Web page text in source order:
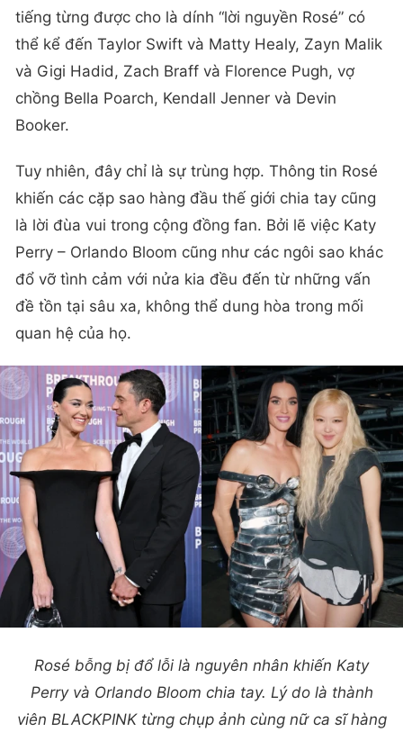
tiếng từng được cho là dính “lời nguyền Rosé” có
thể kể đến Taylor Swift và Matty Healy, Zayn Malik
và Gigi Hadid, Zach Braff và Florence Pugh, vợ
chồng Bella Poarch, Kendall Jenner và Devin
Booker.
Tuy nhiên, đây chỉ là sự trùng hợp. Thông tin Rosé
khiến các cặp sao hàng đầu thế giới chia tay cũng
là lời đùa vui trong cộng đồng fan. Bởi lẽ việc Katy
Perry – Orlando Bloom cũng như các ngôi sao khác
đổ vỡ tình cảm với nửa kia đều đến từ những vấn
đề tồn tại sâu xa, không thể dung hòa trong mối
quan hệ của họ.
Rosé bỗng bị đổ lỗi là nguyên nhân khiến Katy
Perry và Orlando Bloom chia tay. Lý do là thành
viên BLACKPINK từng chụp ảnh cùng nữ ca sĩ hàng